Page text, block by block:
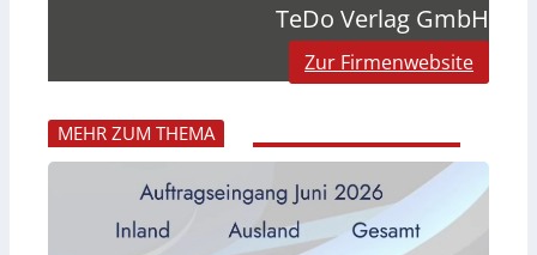
TeDo Verlag GmbH
Zur Firmenwebsite
MEHR ZUM THEMA